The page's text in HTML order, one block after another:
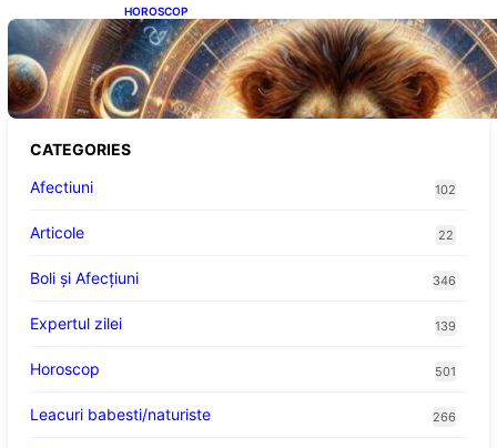
HOROSCOP
Portalul Leului 8/8: Oportunități de
Abundență pentru Cinci Zodii în 2026
CATEGORIES
Afectiuni
102
Articole 22
Boli și Afecțiuni 346
Expertul zilei 139
Horoscop 501
Leacuri babesti/naturiste 266